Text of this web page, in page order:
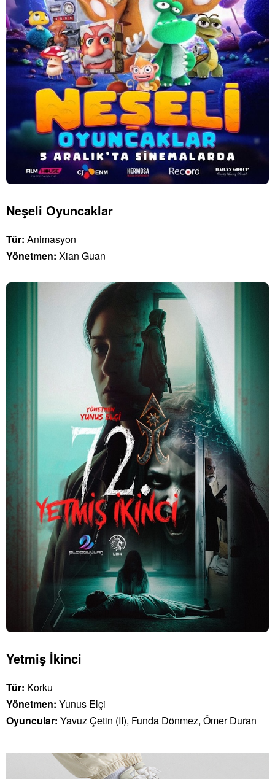
Neşeli Oyuncaklar
Tür: Animasyon
Yönetmen: Xian Guan
Yetmiş İkinci
Tür: Korku
Yönetmen: Yunus Elçi
Oyuncular: Yavuz Çetin (II), Funda Dönmez, Ömer Duran